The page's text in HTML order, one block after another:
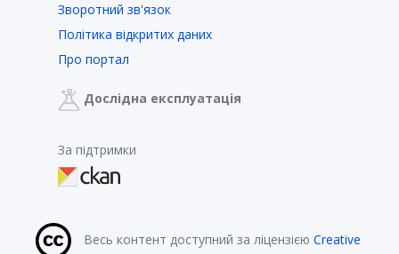
Зворотний зв'язок
Політика відкритих даних
Про портал
Дослідна експлуатація
За підтримки
Весь контент доступний за ліцензією Creative